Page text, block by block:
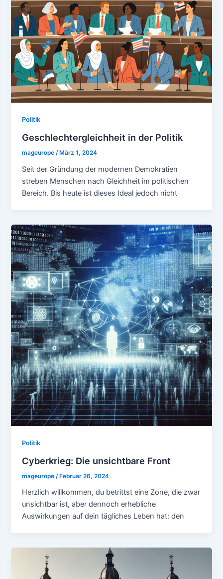
Politik
Geschlechtergleichheit in der Politik
mageurope/ März 1, 2024
Seit der Gründung der modernen Demokratien
streben Menschen nach Gleichheit im politischen
Bereich. Bis heute ist dieses Ideal jedoch nicht
Politik
Cyberkrieg: Die unsichtbare Front
mageurope /Februar 26, 2024
Herzlich willkommen, du betrittst eine Zone, die zwar
unsichtbar ist, aber dennoch erhebliche
Auswirkungen auf dein tägliches Leben hat: den